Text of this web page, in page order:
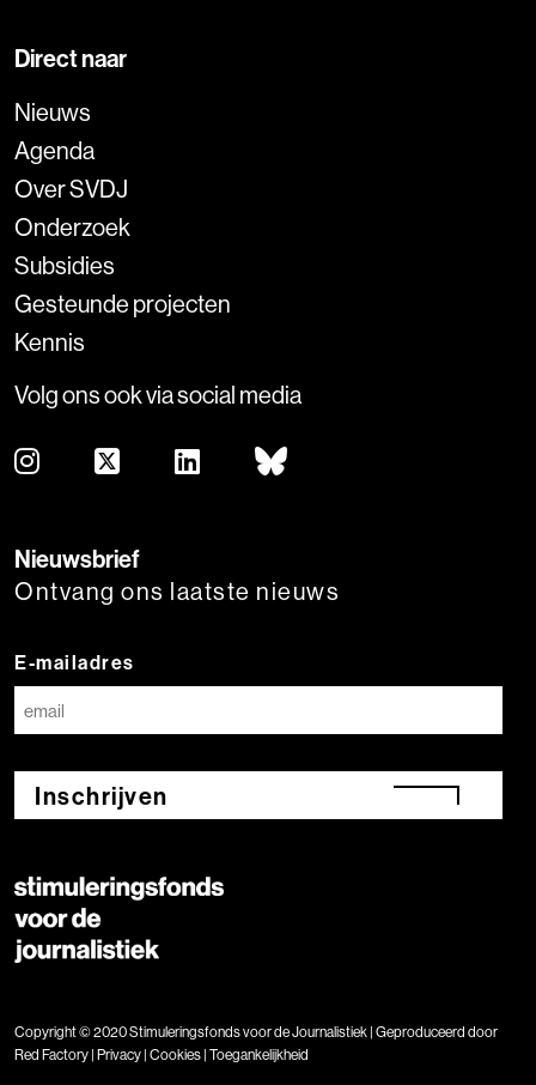
Direct naar
Nieuws
Agenda
Over SVDJ
Onderzoek
Subsidies
Gesteunde projecten
Kennis
Volg ons ook via social media
Nieuwsbrief
Ontvang ons laatste nieuws
E-mailadres
Inschrijven
Copyright © 2020 Stimuleringsfonds voor de Journalistiek | Geproduceerd door
Red Factory | Privacy | Cookies | Toegankelijkheid